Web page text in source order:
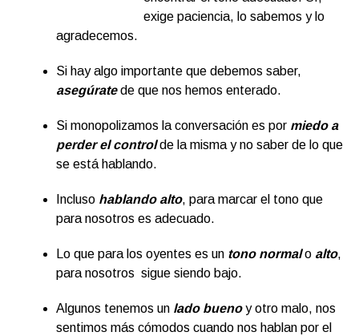
exige paciencia, lo sabemos y lo
agradecemos.
Si hay algo importante que debemos saber,
asegúratede que nos hemos enterado.
Si monopolizamos la conversación es por miedo a
perder el controlde la misma y no saber de lo que
se está hablando.
Incluso hablando alto, para marcar el tono que
para nosotros es adecuado.
Lo que para los oyentes es un tono normalo alto,
para nosotros sigue siendo bajo.
Algunos tenemos un lado buenoy otro malo, nos
sentimos más cómodos cuando nos hablan por el